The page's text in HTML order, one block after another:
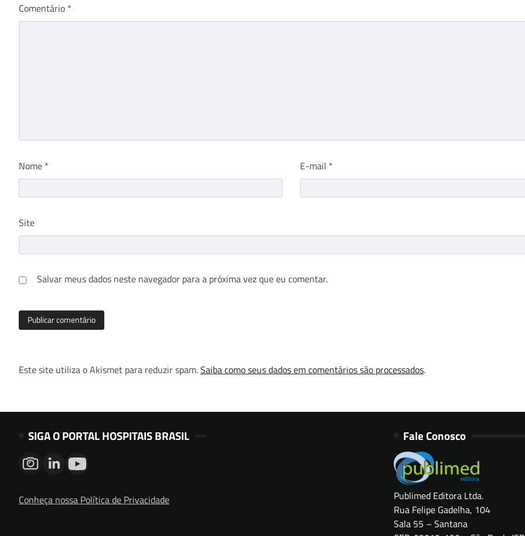
Comentário *
Nome * E-mail *
Site
Salvar meus dados neste navegador para a próxima vez que eu comentar.
Este site utiliza o Akismet para reduzir spam.Saiba como seus dados em comentários são processados.
SIGA O PORTAL HOSPITAIS BRASIL
Conheça nossa Política de Privacidade
Fale Conosco
Publimed Editora Ltda.
Rua Felipe Gadelha, 104
Sala 55 – Santana